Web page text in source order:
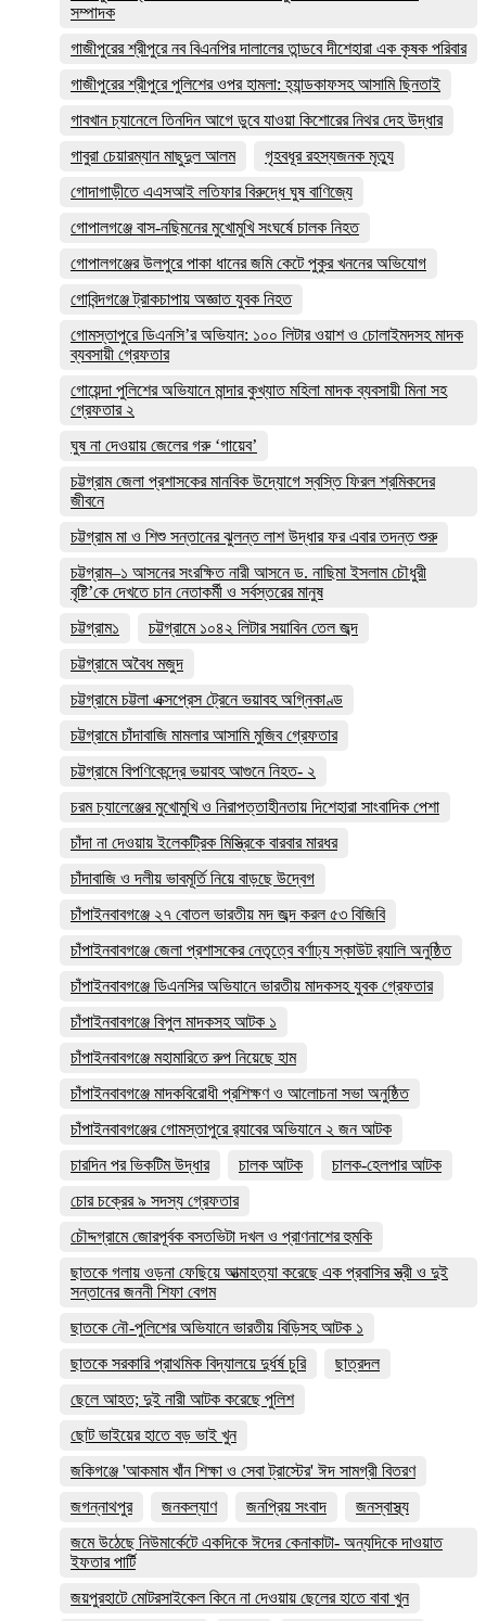
সম্পাদক
গাজীপুরের শ্রীপুরে নব বিএনপির দালালের তান্ডবে দীশেহারা এক কৃষক পরিবার
গাজীপুরের শ্রীপুরে পুলিশের ওপর হামলা: হ্যান্ডকাফসহ আসামি ছিনতাই
গাবখান চ্যানেলে তিনদিন আগে ডুবে যাওয়া কিশোরের নিথর দেহ উদ্ধার
গাবুরা চেয়ারম্যান মাছুদুল আলম
গৃহবধূর রহস্যজনক মৃত্যু
গোদাগাড়ীতে এএসআই লতিফার বিরুদ্ধে ঘুষ বাণিজ্যে
গোপালগঞ্জে বাস-নছিমনের মুখোমুখি সংঘর্ষে চালক নিহত
গোপালগঞ্জের উলপুরে পাকা ধানের জমি কেটে পুকুর খননের অভিযোগ
গোবিন্দগঞ্জে ট্রাকচাপায় অজ্ঞাত যুবক নিহত
গোমস্তাপুরে ডিএনসি’র অভিযান: ১০০ লিটার ওয়াশ ও চোলাইমদসহ মাদক
ব্যবসায়ী গ্রেফতার
গোয়েন্দা পুলিশের অভিযানে মান্দার কুখ্যাত মহিলা মাদক ব্যবসায়ী মিনা সহ
গ্রেফতার ২
ঘুষ না দেওয়ায় জেলের গরু ‘গায়েব’
চট্টগ্রাম জেলা প্রশাসকের মানবিক উদ্যোগে স্বস্তি ফিরল শ্রমিকদের
জীবনে
চট্টগ্রাম মা ও শিশু সন্তানের ঝুলন্ত লাশ উদ্ধার ফর এবার তদন্ত শুরু
চট্টগ্রাম–১ আসনের সংরক্ষিত নারী আসনে ড. নাছিমা ইসলাম চৌধুরী
বৃষ্টি’কে দেখতে চান নেতাকর্মী ও সর্বস্তরের মানুষ
চট্টগ্রাম১
চট্টগ্রামে ১০৪২ লিটার সয়াবিন তেল জব্দ
চট্টগ্রামে অবৈধ মজুদ
চট্টগ্রামে চট্টলা এক্সপ্রেস ট্রেনে ভয়াবহ অগ্নিকাণ্ড
চট্টগ্রামে চাঁদাবাজি মামলার আসামি মুজিব গ্রেফতার
চট্টগ্রামে বিপণিকেন্দ্রে ভয়াবহ আগুনে নিহত- ২
চরম চ্যালেঞ্জের মুখোমুখি ও নিরাপত্তাহীনতায় দিশেহারা সাংবাদিক পেশা
চাঁদা না দেওয়ায় ইলেকট্রিক মিস্ত্রিকে বারবার মারধর
চাঁদাবাজি ও দলীয় ভাবমূর্তি নিয়ে বাড়ছে উদ্বেগ
চাঁপাইনবাবগঞ্জে ২৭ বোতল ভারতীয় মদ জব্দ করল ৫৩ বিজিবি
চাঁপাইনবাবগঞ্জে জেলা প্রশাসকের নেতৃত্বে বর্ণাঢ্য স্কাউট র‍্যালি অনুষ্ঠিত
চাঁপাইনবাবগঞ্জে ডিএনসির অভিযানে ভারতীয় মাদকসহ যুবক গ্রেফতার
চাঁপাইনবাবগঞ্জে বিপুল মাদকসহ আটক ১
চাঁপাইনবাবগঞ্জে মহামারিতে রুপ নিয়েছে হাম
চাঁপাইনবাবগঞ্জে মাদকবিরোধী প্রশিক্ষণ ও আলোচনা সভা অনুষ্ঠিত
চাঁপাইনবাবগঞ্জের গোমস্তাপুরে র‍্যাবের অভিযানে ২ জন আটক
চারদিন পর ভিকটিম উদ্ধার
চালক আটক
চালক-হেলপার আটক
চোর চক্রের ৯ সদস্য গ্রেফতার
চৌদ্দগ্রামে জোরপূর্বক বসতভিটা দখল ও প্রাণনাশের হুমকি
ছাতকে গলায় ওড়না ফেছিয়ে আত্মাহত্যা করেছে এক প্রবাসির স্ত্রী ও দুই
সন্তানের জননী শিফা বেগম
ছাতকে নৌ-পুলিশের অভিযানে ভারতীয় বিড়িসহ আটক ১
ছাতকে সরকারি প্রাথমিক বিদ্যালয়ে দুর্ধর্ষ চুরি
ছাত্রদল
ছেলে আহত; দুই নারী আটক করেছে পুলিশ
ছোট ভাইয়ের হাতে বড় ভাই খুন
জকিগঞ্জে 'আকমাম খাঁন শিক্ষা ও সেবা ট্রাস্টের' ঈদ সামগ্রী বিতরণ
জগন্নাথপুর
জনকল্যাণ জনপ্রিয় সংবাদ
জনস্বাস্থ্য
জমে উঠেছে নিউমার্কেটে একদিকে ঈদের কেনাকাটা- অন্যদিকে দাওয়াত
ইফতার পার্টি
জয়পুরহাটে মোটরসাইকেল কিনে না দেওয়ায় ছেলের হাতে বাবা খুন